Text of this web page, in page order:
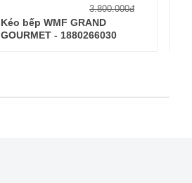
3.800.000đ
Kéo bếp WMF GRAND
GOURMET - 1880266030